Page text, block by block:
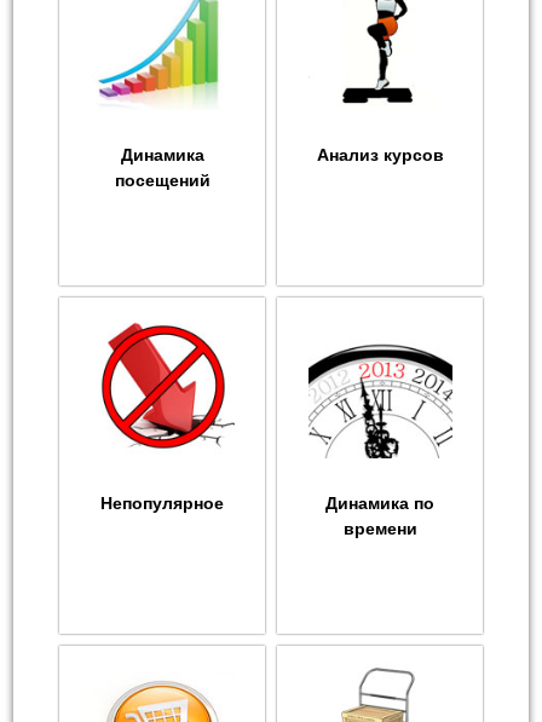
Динамика
посещений
Анализ курсов
Непопулярное
Динамика по
времени